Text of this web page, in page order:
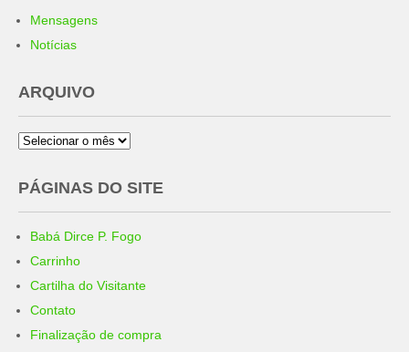
Mensagens
Notícias
ARQUIVO
Arquivo
PÁGINAS DO SITE
Babá Dirce P. Fogo
Carrinho
Cartilha do Visitante
Contato
Finalização de compra